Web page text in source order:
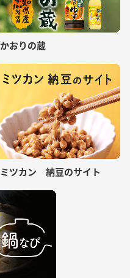
かおりの蔵
ミツカン 納豆のサイト